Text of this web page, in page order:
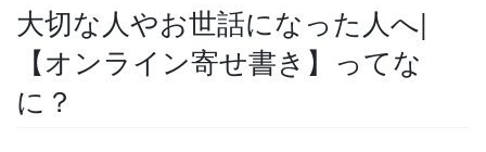
大切な人やお世話になった人へ|
【オンライン寄せ書き】ってな
に？